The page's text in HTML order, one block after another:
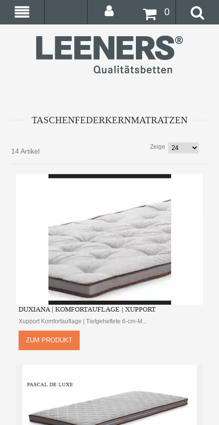
0
TASCHENFEDERKERNMATRATZEN
14 Artikel
Zeige
DUXIANA | KOMFORTAUFLAGE | XUPPORT
Xupport Komfortauflage | Tiefgeheftete 6-cm-M...
ZUM PRODUKT